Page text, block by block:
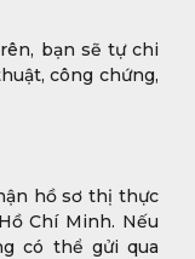
bạn sẽ tự chi
công chứng,
hồ sơ thị thực
Chí Minh. Nếu
có thể gửi qua